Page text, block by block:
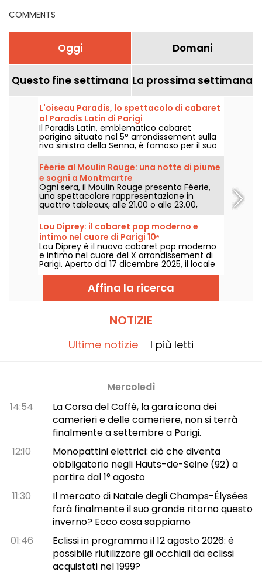
COMMENTS
Oggi Domani
Questo fine settimana La prossima settimana
L'oiseau Paradis, lo spettacolo di cabaret
al Paradis Latin di Parigi
Il Paradis Latin, emblematico cabaret
parigino situato nel 5° arrondissement sulla
riva sinistra della Senna, è famoso per il suo
spettacolo di revue, che si svolge ogni sera
in un ambiente lussuoso e in un'atmosfera
festosa. La revue rappresentata qui è
sempre "L'Oiseau Paradis", uno spettacolo di
Kamel Ouali. Dièse e Solen Shawen
conducono lo spettacolo.
Féerie al Moulin Rouge: una notte di piume
e sogni a Montmartre
Ogni sera, il Moulin Rouge presenta Féerie,
una spettacolare rappresentazione in
quattro tableaux, alle 21.00 o alle 23.00,
preceduta o meno da una cena creata dallo
chef.
Lou Diprey: il cabaret pop moderno e
intimo nel cuore di Parigi 10ᵉ
Lou Diprey è il nuovo cabaret pop moderno
e intimo nel cuore del X arrondissement di
Parigi. Aperto dal 17 dicembre 2025, il locale
offre cene bistronomiche, spettacoli
coreografici e feste après-spectacle
all'insegna del divertimento, tutto avvolto in
un’atmosfera soft e sofisticata studiata per
contemporanea. Siete pronti a uscire dagli
Affina la ricerca
NOTIZIE
Ultime notizie I più letti
Mercoledì
14:54
La Corsa del Caffè, la gara icona dei
camerieri e delle cameriere, non si terrà
finalmente a settembre a Parigi.
12:10
Monopattini elettrici: ciò che diventa
obbligatorio negli Hauts-de-Seine (92) a
partire dal 1° agosto
11:30
Il mercato di Natale degli Champs-Élysées
farà finalmente il suo grande ritorno questo
inverno? Ecco cosa sappiamo
01:46
Eclissi in programma il 12 agosto 2026: è
possibile riutilizzare gli occhiali da eclissi
acquistati nel 1999?